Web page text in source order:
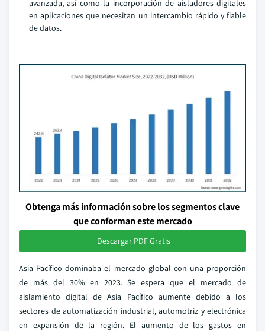
avanzada, así como la incorporación de aisladores digitales
en aplicaciones que necesitan un intercambio rápido y fiable
de datos.
Obtenga más información sobre los segmentos clave
que conforman este mercado
Descargar PDF Gratis
Asia Pacífico dominaba el mercado global con una proporción
de más del 30% en 2023. Se espera que el mercado de
aislamiento digital de Asia Pacífico aumente debido a los
sectores de automatización industrial, automotriz y electrónica
en expansión de la región. El aumento de los gastos en